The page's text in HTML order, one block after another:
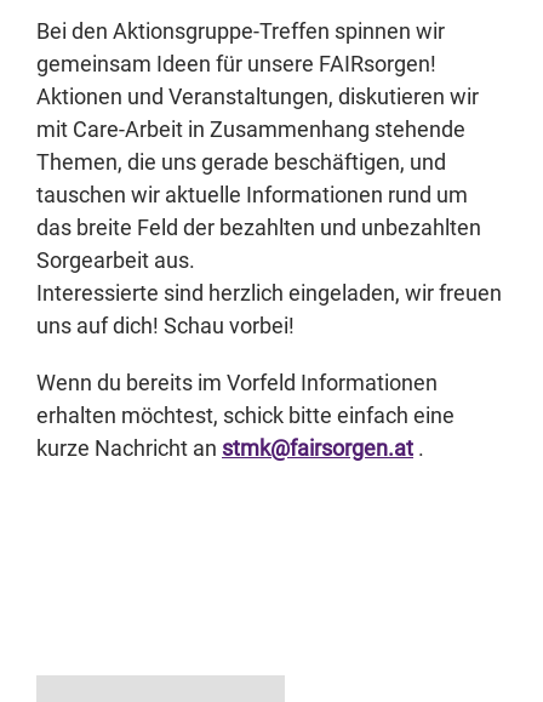
Bei den Aktionsgruppe-Treffen spinnen wir
gemeinsam Ideen für unsere FAIRsorgen!
Aktionen und Veranstaltungen, diskutieren wir
mit Care-Arbeit in Zusammenhang stehende
Themen, die uns gerade beschäftigen, und
tauschen wir aktuelle Informationen rund um
das breite Feld der bezahlten und unbezahlten
Sorgearbeit aus.
Interessierte sind herzlich eingeladen, wir freuen
uns auf dich! Schau vorbei!
Wenn du bereits im Vorfeld Informationen
erhalten möchtest, schick bitte einfach eine
kurze Nachricht an stmk@fairsorgen.at .